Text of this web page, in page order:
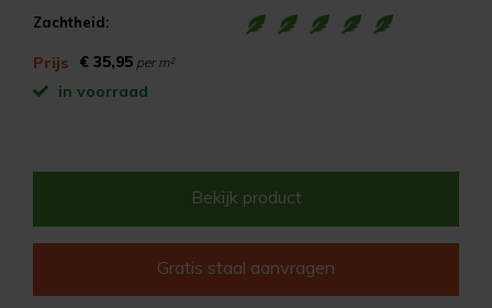
Zachtheid:
Prijs € 35,95 per m²
in voorraad
Bekijk product
Gratis staal aanvragen